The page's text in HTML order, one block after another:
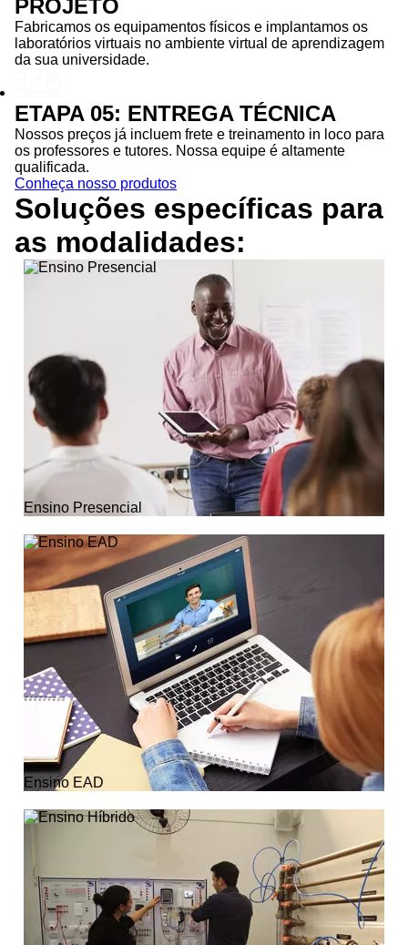
PROJETO
Fabricamos os equipamentos físicos e implantamos os
laboratórios virtuais no ambiente virtual de aprendizagem
da sua universidade.
ETAPA 05: ENTREGA TÉCNICA
Nossos preços já incluem frete e treinamento in loco para
os professores e tutores. Nossa equipe é altamente
qualificada.
Conheça nosso produtos
Soluções específicas para
as modalidades:
Ensino Presencial
Ensino EAD